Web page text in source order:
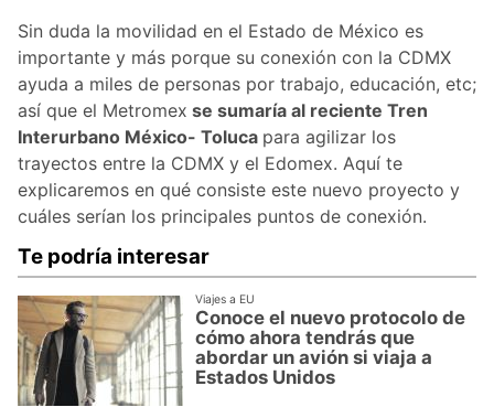
Sin duda la movilidad en el Estado de México es
importante y más porque su conexión con la CDMX
ayuda a miles de personas por trabajo, educación, etc;
así que el Metromex se sumaría al reciente Tren
Interurbano México- Toluca para agilizar los
trayectos entre la CDMX y el Edomex. Aquí te
explicaremos en qué consiste este nuevo proyecto y
cuáles serían los principales puntos de conexión.
Te podría interesar
Viajes a EU
Conoce el nuevo protocolo de
cómo ahora tendrás que
abordar un avión si viaja a
Estados Unidos